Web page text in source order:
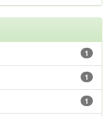
1
1
1